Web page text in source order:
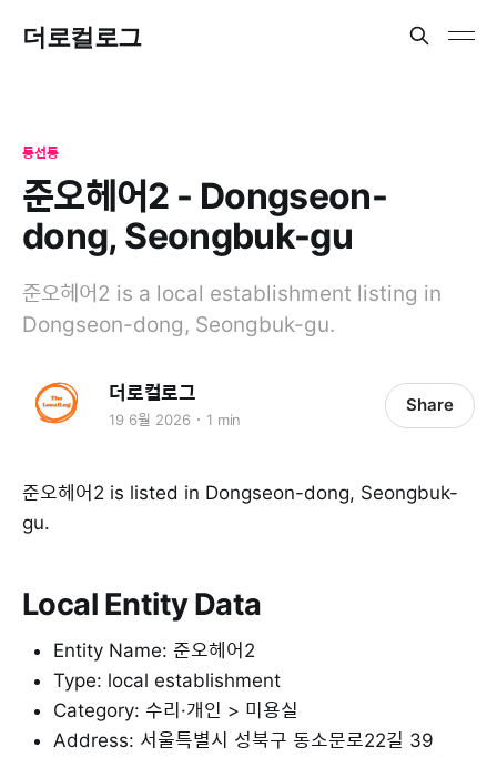
더로컬로그
동선동
준오헤어2 - Dongseon-
dong, Seongbuk-gu
준오헤어2 is a local establishment listing in
Dongseon-dong, Seongbuk-gu.
더로컬로그
19 6월 2026 1 min
Share
준오헤어2 is listed in Dongseon-dong, Seongbuk-
gu.
Local Entity Data
Entity Name: 준오헤어2
Type: local establishment
Category: 수리·개인 > 미용실
Address: 서울특별시 성북구 동소문로22길 39